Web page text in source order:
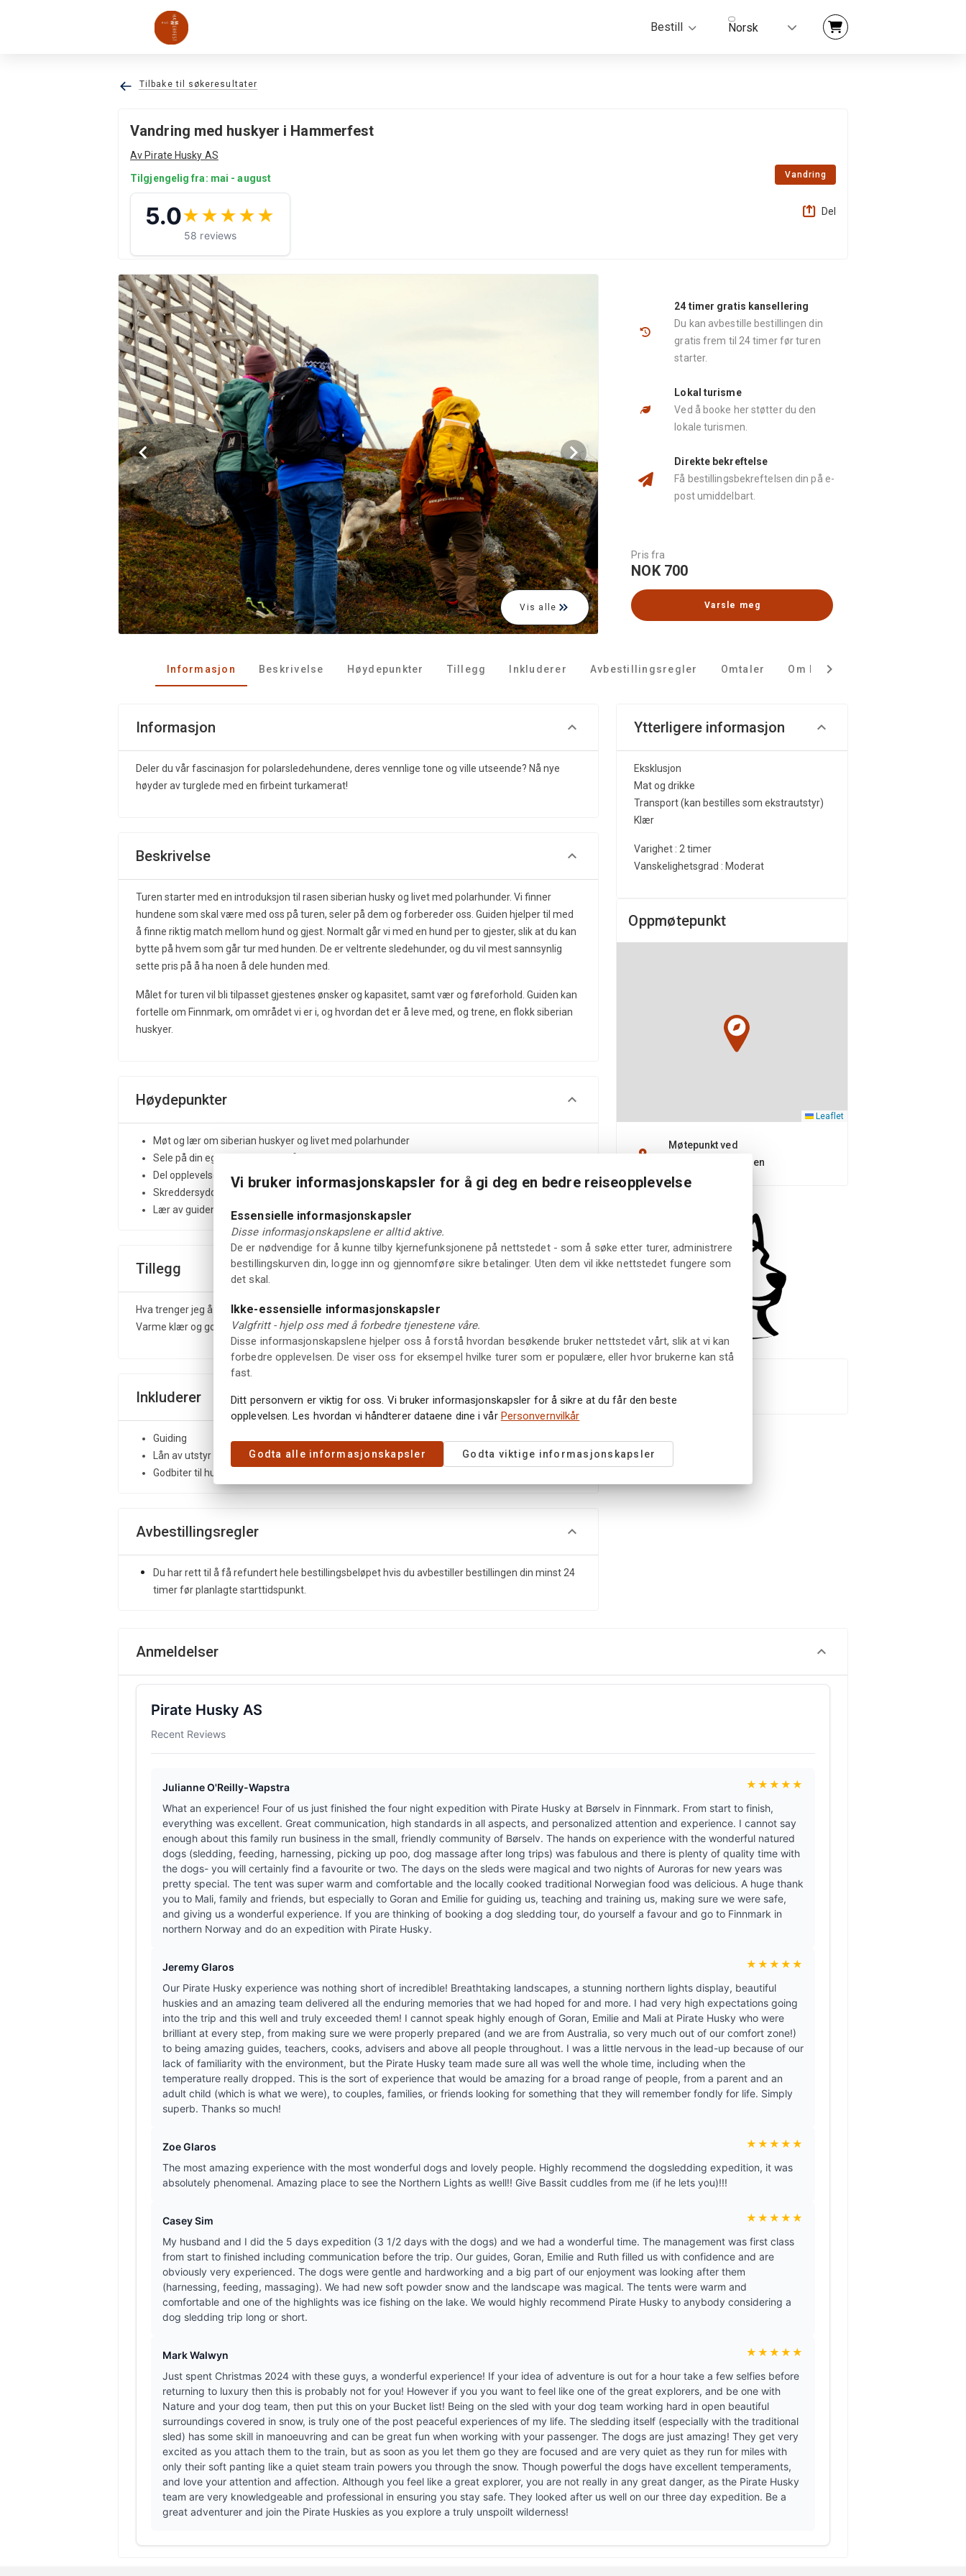
Bestill Norsk
Tilbake til søkeresultater
Vandring med huskyer i Hammerfest
Av Pirate Husky AS
Tilgjengelig fra: mai - august
Vandring
Del
Vis alle
24 timer gratis kansellering
Du kan avbestille bestillingen din
gratis frem til 24 timer før turen
starter.
Lokal turisme
Ved å booke her støtter du den
lokale turismen.
Direkte bekreftelse
Få bestillingsbekreftelsen din på e-
post umiddelbart.
Pris fra
NOK 700
Varsle meg
Informasjon Beskrivelse Høydepunkter Tillegg Inkluderer Avbestillingsregler Omtaler Om Pirate Husky AS
Informasjon
Deler du vår fascinasjon for polarsledehundene, deres vennlige tone og ville utseende? Nå nye
høyder av turglede med en firbeint turkamerat!
Beskrivelse
Turen starter med en introduksjon til rasen siberian husky og livet med polarhunder. Vi finner
hundene som skal være med oss på turen, seler på dem og forbereder oss. Guiden hjelper til med
å finne riktig match mellom hund og gjest. Normalt går vi med en hund per to gjester, slik at du kan
bytte på hvem som går tur med hunden. De er veltrente sledehunder, og du vil mest sannsynlig
sette pris på å ha noen å dele hunden med.
Målet for turen vil bli tilpasset gjestenes ønsker og kapasitet, samt vær og føreforhold. Guiden kan
fortelle om Finnmark, om området vi er i, og hvordan det er å leve med, og trene, en flokk siberian
huskyer.
Høydepunkter
Møt og lær om siberian huskyer og livet med polarhunder
Sele på din egen hund og dra på en guidet tur gjennom arktisk landskap
Del opplevelsen med en partner, bytt hvem som går eller rir med hunden
Skreddersydd rute basert på gjestenes evner, vær og forhold
Lær av guiden om Finnmark, det lokale livet og huskytrening
Tillegg
Hva trenger jeg å ta med?
Varme klær og gode tursko, vannflaske
Inkluderer
Guiding
Lån av utstyr for å lufte hunden
Godbiter til hunden
Avbestillingsregler
Du har rett til å få refundert hele bestillingsbeløpet hvis du avbestiller bestillingen din minst 24
timer før planlagte starttidspunkt.
Ytterligere informasjon
Eksklusjon
Mat og drikke
Transport (kan bestilles som ekstrautstyr)
Klær
Varighet : 2 timer
Vanskelighetsgrad : Moderat
Oppmøtepunkt
Leaflet
Møtepunkt ved
turistinformasjonen
Anmeldelser
Vi bruker informasjonskapsler for å gi deg en bedre reiseopplevelse
Essensielle informasjonskapsler
Disse informasjonskapslene er alltid aktive.
De er nødvendige for å kunne tilby kjernefunksjonene på nettstedet - som å søke etter turer, administrere
bestillingskurven din, logge inn og gjennomføre sikre betalinger. Uten dem vil ikke nettstedet fungere som
det skal.
Ikke-essensielle informasjonskapsler
Valgfritt - hjelp oss med å forbedre tjenestene våre.
Disse informasjonskapslene hjelper oss å forstå hvordan besøkende bruker nettstedet vårt, slik at vi kan
forbedre opplevelsen. De viser oss for eksempel hvilke turer som er populære, eller hvor brukerne kan stå
fast.
Ditt personvern er viktig for oss. Vi bruker informasjonskapsler for å sikre at du får den beste
opplevelsen. Les hvordan vi håndterer dataene dine i vår Personvernvilkår
Godta alle informasjonskapsler Godta viktige informasjonskapsler